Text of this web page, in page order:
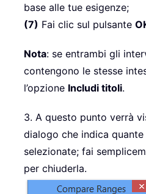
base alle tue esigenze;
(7) Fai clic sul pulsante
Nota: se entrambi gli
contengono le stesse
l’opzione Includi titoli.
3. A questo punto verrà
dialogo che indica
selezionate; fai
per chiuderla.